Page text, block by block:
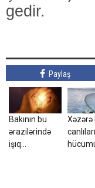
gedir.
Paylaş
Bakının bu
ərazilərində
işıq
Xəzərə